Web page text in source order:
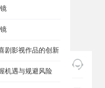
点睛之笔！淡颜系
剧影视作品的创新
机遇与规避风险